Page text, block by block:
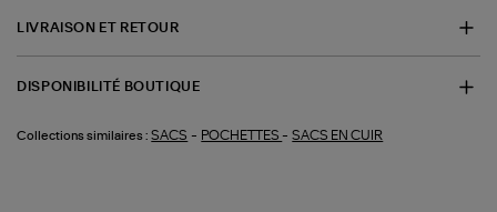
LIVRAISON ET RETOUR
DISPONIBILITÉ BOUTIQUE
Collections similaires : SACS - POCHETTES -SACS EN CUIR